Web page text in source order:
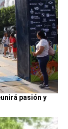
pasión y